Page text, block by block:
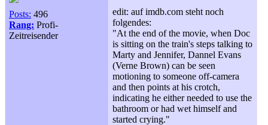
Posts: 496
Rang: Profi-
Zeitreisender
edit: auf imdb.com steht noch
folgendes:
"At the end of the movie, when Doc
is sitting on the train's steps talking to
Marty and Jennifer, Dannel Evans
(Verne Brown) can be seen
motioning to someone off-camera
and then points at his crotch,
indicating he either needed to use the
bathroom or had wet himself and
started crying."